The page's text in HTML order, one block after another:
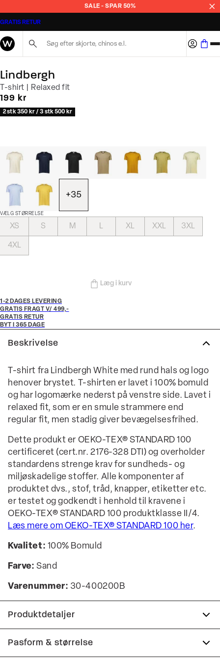
SALE - SPAR 50%
GRATIS RETUR
Lindbergh
T-shirt | Relaxed fit
I alt (inkl. rabat)
199 kr
2 stk 350 kr / 3 stk 500 kr
+35
VÆLG STØRRELSE
XS S M L XL XXL 3XL
4XL
Læg i kurv
1-2 DAGES LEVERING
GRATIS FRAGT V/ 499,-
GRATIS RETUR
BYT I 365 DAGE
Beskrivelse
T-shirt fra Lindbergh White med rund hals og logo
henover brystet. T-shirten er lavet i 100% bomuld
og har logomærke nederst på venstre side. Lavet i
relaxed fit, som er en smule strammere end
regular fit, men stadig giver bevægelsesfrihed.
Dette produkt er OEKO-TEX® STANDARD 100
certificeret (cert.nr. 2176-328 DTI) og overholder
standardens strenge krav for sundheds- og
miljøskadelige stoffer. Alle komponenter af
produktet dvs., stof, tråd, knapper, etiketter etc.
er testet og godkendt i henhold til kravene i
OEKO-TEX® STANDARD 100 produktklasse II/4.
Læs mere om OEKO-TEX® STANDARD 100 her.
Kvalitet: 100% Bomuld
Farve: Sand
Varenummer: 30-400200B
Produktdetaljer
Logo midt på brystet.
Pasform & størrelse